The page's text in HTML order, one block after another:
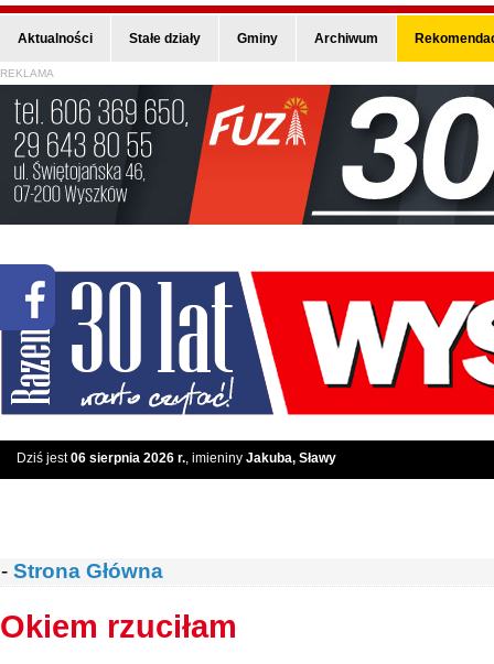
Aktualności Stałe działy Gminy Archiwum
REKLAMA
Dziś jest06 sierpnia 2026 r., imieniny Jakuba, Sławy
- Strona Główna
Okiem rzuciłam